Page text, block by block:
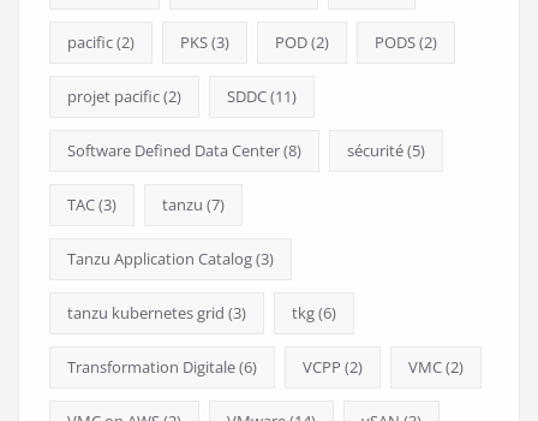
pacific(2) PKS(3) POD(2) PODS(2)
projet pacific(2) SDDC(11)
Software Defined Data Center(8) sécurité(5)
TAC(3) tanzu (7)
Tanzu Application Catalog(3)
tanzu kubernetes grid (3) tkg(6)
Transformation Digitale(6) VCPP (2) VMC(2)